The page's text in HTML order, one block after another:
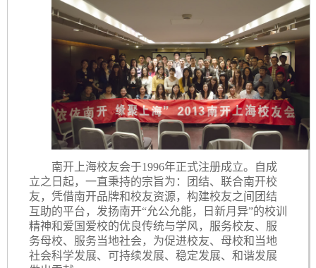
南开上海校友会于1996年正式注册成立。自成
立之日起，一直秉持的宗旨为：团结、联合南开校
友，凭借南开品牌和校友资源，构建校友之间团结
互助的平台，发扬南开“允公允能，日新月异”的校训
精神和爱国爱校的优良传统与学风，服务校友、服
务母校、服务当地社会，为促进校友、母校和当地
社会科学发展、可持续发展、稳定发展、和谐发展